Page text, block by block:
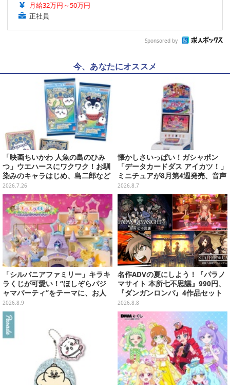
月給32万円～50万円
正社員
Sponsored by
今、あなたにオススメ
「映画ちいかわ 人魚の島のひみ
つ」ウエハースにワクワク！お馴
染みのキャラはじめ、島二郎など
セイレーン編カード全22種
2026.7.26
懐かしさいっぱい！ガシャポン
「データカードダス アイカツ！」
ミニチュアが8月第4週発売、音声
が流れる特別仕様も当たる
2026.8.7
「シルバニアファミリー」キラキ
ラくじが可愛い！“ほしぞらパジ
ャマパーティ”をテーマに、お人
形や建物がラインナップ
2026.8.9
名作ADVの夏にしよう！『パラノ
マサイト 本所七不思議』990円、
『ダンガンロンパ』4作品セット
で3,060円、“お紳士”な恋愛ADV
は1,192円！【eショップのお薦め
セール】
2026.8.8